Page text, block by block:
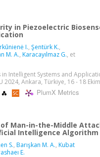
in Piezoelectric
I., Şentürk K.,
M. A., Karacayılmaz G., et
Intelligent Systems and
2024, Ankara, Türkiye, 16 - 18
PlumX Metrics
Man-in-the-Middle
Intelligence Algorithm
S., Barışkan M. A., Kubat
E.